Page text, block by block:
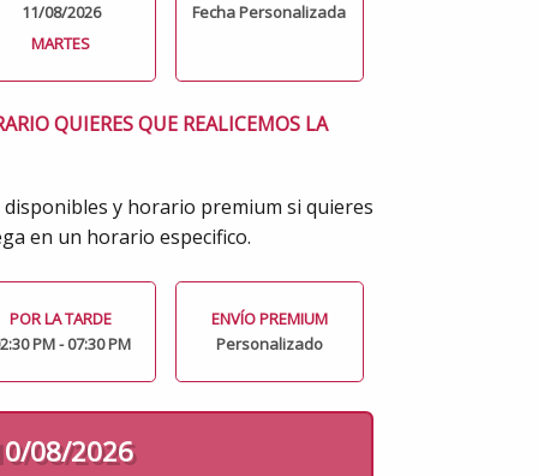
11/08/2026
MARTES
Fecha Personalizada
QUIERES QUE REALICEMOS LA
y horario premium si quieres
en un horario especifico.
POR LA TARDE
PM - 07:30 PM
ENVÍO PREMIUM
Personalizado
08/2026